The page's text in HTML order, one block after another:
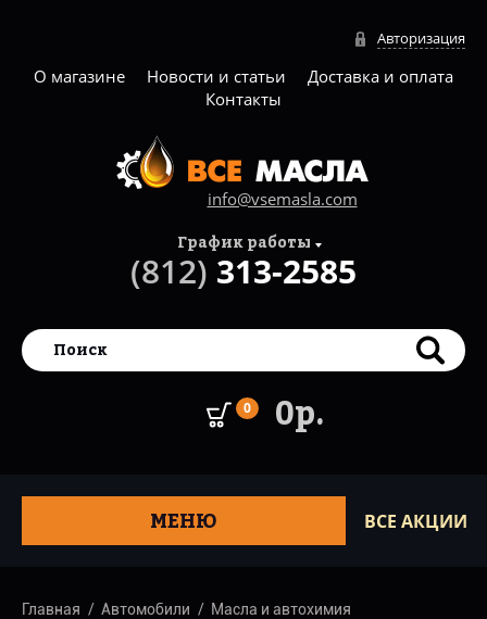
Авторизация
О магазине Новости и статьи
Доставка и оплата
Контакты
info@vsemasla.com
0 0р.
График работы
(812) 313-2585
МЕНЮ ВСЕ АКЦИИ
Главная Автомобили
Масла и автохимия